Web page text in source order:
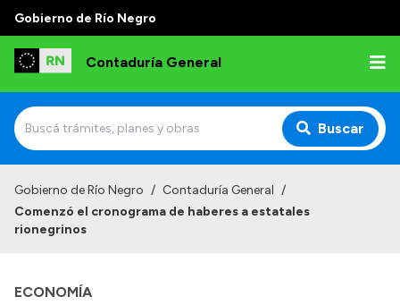
Gobierno de Río Negro
Contaduría General
Buscar
Institucional
Autoridades
Gobierno de Río Negro / Contaduría General /
Comenzó el cronograma de haberes a estatales
rionegrinos
ECONOMÍA